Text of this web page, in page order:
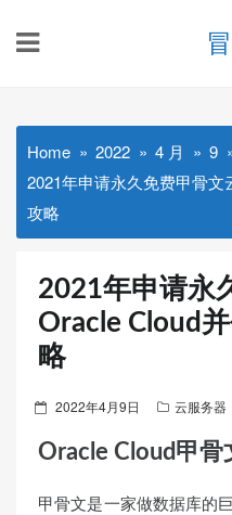
Home 2022 4 月
9
2021年申请永久免费甲骨
攻略
2021年申请永
Oracle Cloud
略
Posted
2022年4月9日 云服务器
Oracle Cloud甲骨
甲骨文是一家做数据库的